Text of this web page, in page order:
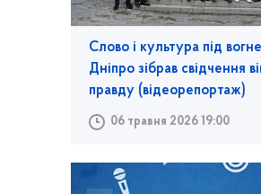
Слово і культура під
Дніпро зібрав свідчення
правду (відеорепортаж)
06 травня 2026 19:00